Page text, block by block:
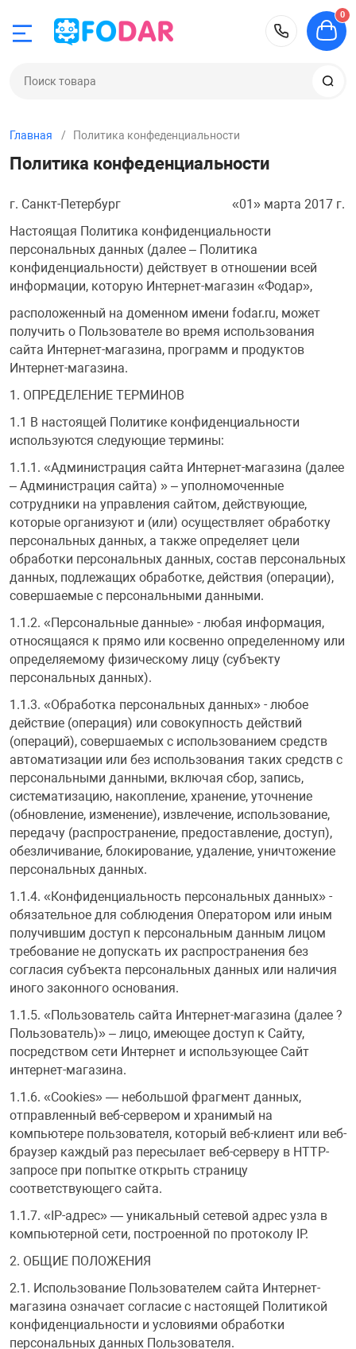
0
Назад
Наушники
Портативные
аккумуляторы
Красота и
USB-
Аксессуары
Батарейки и
Джойстики,
Зарядные
Инструменты
Компьютерные
Лупы
Микрофоны
Осветительное
Переходники и
Проекторы
Смартфоны и
Назад
Детские
Велосипеды
Защита и
Скейтборды
игры
Назад
Детские
Для взрослых
Для компании
Дорожные
Лото и домино
Шахматы,
Назад
Подарки и
Посуда
Текстиль
Товары для
Назад
Детские куклы
Для самых
Игрушечное
Треки, гаражи
Хобби и
Роботы и
Аксессуары
Железные
Игровые
игрушки и
Книги и
Машины-
Мягкие
Товары для
Товары для
Игровые,
Назад
GPS-
Автомагнитолы
Парковочные
аэрохоккей со
Назад
Аксессуары
Аэрохоккей
Батуты
Бильярд
Бильярдные
Казино
Киевницы,
Лампы /
Настольный
Настольный
Средства по
Сукно
Теннисные
Трансформеры
Шары
туризм
Назад
Монокли
Прицелы
Главная Политика конфеденциальности
Политика конфеденциальности
г. Санкт-Петербург «01» марта 2017 г.
Настоящая Политика конфиденциальности
персональных данных (далее – Политика
конфиденциальности) действует в отношении всей
информации, которую Интернет-магазин «Фодар»,
расположенный на доменном имени fodar.ru, может
получить о Пользователе во время использования
сайта Интернет-магазина, программ и продуктов
Интернет-магазина.
1. ОПРЕДЕЛЕНИЕ ТЕРМИНОВ
1.1 В настоящей Политике конфиденциальности
используются следующие термины:
1.1.1. «Администрация сайта Интернет-магазина (далее
– Администрация сайта) » – уполномоченные
сотрудники на управления сайтом, действующие,
которые организуют и (или) осуществляет обработку
персональных данных, а также определяет цели
обработки персональных данных, состав персональных
данных, подлежащих обработке, действия (операции),
совершаемые с персональными данными.
1.1.2. «Персональные данные» - любая информация,
относящаяся к прямо или косвенно определенному или
определяемому физическому лицу (субъекту
персональных данных).
1.1.3. «Обработка персональных данных» - любое
действие (операция) или совокупность действий
(операций), совершаемых с использованием средств
автоматизации или без использования таких средств с
персональными данными, включая сбор, запись,
систематизацию, накопление, хранение, уточнение
(обновление, изменение), извлечение, использование,
передачу (распространение, предоставление, доступ),
обезличивание, блокирование, удаление, уничтожение
персональных данных.
1.1.4. «Конфиденциальность персональных данных» -
обязательное для соблюдения Оператором или иным
получившим доступ к персональным данным лицом
требование не допускать их распространения без
согласия субъекта персональных данных или наличия
иного законного основания.
1.1.5. «Пользователь сайта Интернет-магазина (далее ?
Пользователь)» – лицо, имеющее доступ к Сайту,
посредством сети Интернет и использующее Сайт
интернет-магазина.
1.1.6. «Cookies» — небольшой фрагмент данных,
отправленный веб-сервером и хранимый на
компьютере пользователя, который веб-клиент или веб-
браузер каждый раз пересылает веб-серверу в HTTP-
запросе при попытке открыть страницу
соответствующего сайта.
1.1.7. «IP-адрес» — уникальный сетевой адрес узла в
компьютерной сети, построенной по протоколу IP.
2. ОБЩИЕ ПОЛОЖЕНИЯ
2.1. Использование Пользователем сайта Интернет-
магазина означает согласие с настоящей Политикой
конфиденциальности и условиями обработки
персональных данных Пользователя.